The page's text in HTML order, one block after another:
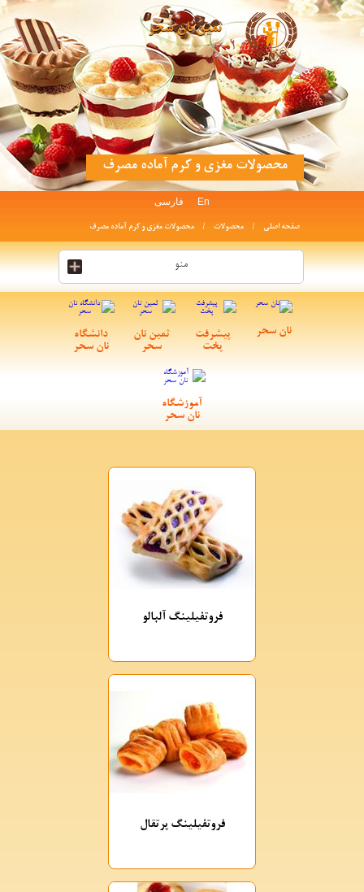
ثمین نان سحر
محصولات مغزی و کرم آماده مصرف
En فارسی
صفحه اصلی محصولات محصولات مغزی و کرم آماده مصرف
منو
نان سحر
پیشرفت
پخت
ثمین نان
سحر
دانشگاه
نان سحر
آموزشگاه
نان سحر
فروتفیلینگ آلبالو
فروتفیلینگ پرتقال